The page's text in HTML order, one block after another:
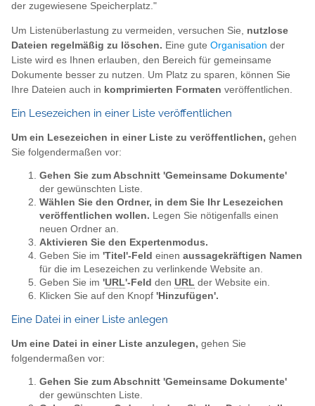
der zugewiesene Speicherplatz."
Um Listenüberlastung zu vermeiden, versuchen Sie, nutzlose
Dateien regelmäßig zu löschen. Eine gute Organisation der
Liste wird es Ihnen erlauben, den Bereich für gemeinsame
Dokumente besser zu nutzen. Um Platz zu sparen, können Sie
Ihre Dateien auch in komprimierten Formaten veröffentlichen.
Ein Lesezeichen in einer Liste veröffentlichen
Um ein Lesezeichen in einer Liste zu veröffentlichen, gehen
Sie folgendermaßen vor:
Gehen Sie zum Abschnitt 'Gemeinsame Dokumente'
der gewünschten Liste.
Wählen Sie den Ordner, in dem Sie Ihr Lesezeichen
veröffentlichen wollen. Legen Sie nötigenfalls einen
neuen Ordner an.
Aktivieren Sie den Expertenmodus.
Geben Sie im 'Titel'-Feld einen aussagekräftigen Namen
für die im Lesezeichen zu verlinkende Website an.
Geben Sie im 'URL'-Feld den URL der Website ein.
Klicken Sie auf den Knopf 'Hinzufügen'.
Eine Datei in einer Liste anlegen
Um eine Datei in einer Liste anzulegen, gehen Sie
folgendermaßen vor:
Gehen Sie zum Abschnitt 'Gemeinsame Dokumente'
der gewünschten Liste.